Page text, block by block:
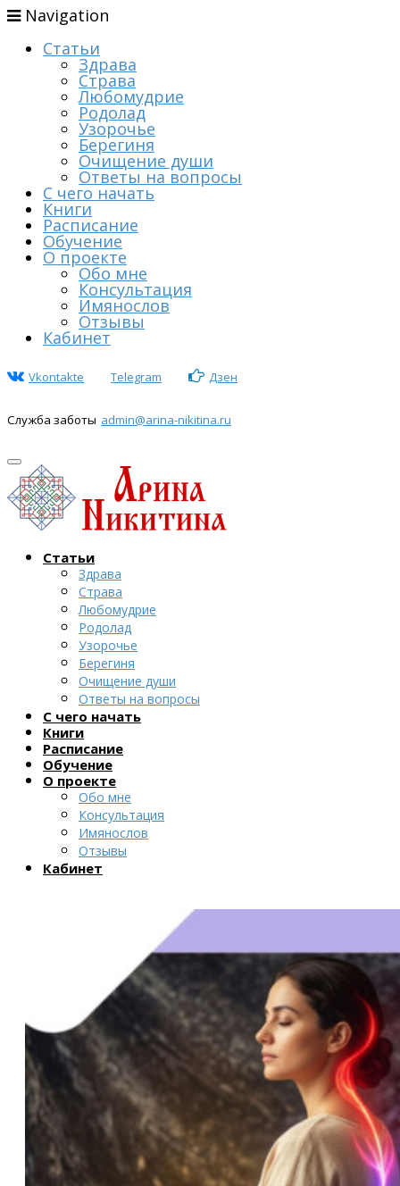
Navigation
Статьи
Здрава
Страва
Любомудрие
Родолад
Узорочье
Берегиня
Очищение души
Ответы на вопросы
С чего начать
Книги
Расписание
Обучение
О проекте
Обо мне
Консультация
Имянослов
Отзывы
Кабинет
Vkontakte Telegram Дзен
Служба заботы admin@arina-nikitina.ru
Статьи
Здрава
Страва
Любомудрие
Родолад
Узорочье
Берегиня
Очищение души
Ответы на вопросы
С чего начать
Книги
Расписание
Обучение
О проекте
Обо мне
Консультация
Имянослов
Отзывы
Кабинет